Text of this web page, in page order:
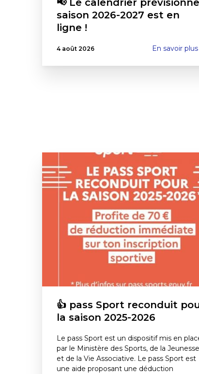
saison 2026-2027 est en
ligne !
4 août 2026 En savoir
👍 pass Sport reconduit
la saison 2025-2026
Le pass Sport est un dispositif mis en
par le Ministère des Sports, de la Jeunesse
et de la Vie Associative. Le pass Sport est
une aide proposant une déduction